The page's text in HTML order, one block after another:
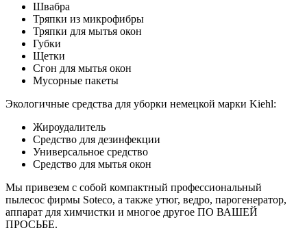
Швабра
Тряпки из микрофибры
Тряпки для мытья окон
Губки
Щетки
Сгон для мытья окон
Мусорные пакеты
Экологичные средства для уборки немецкой марки Kiehl:
Жироудалитель
Средство для дезинфекции
Универсальное средство
Средство для мытья окон
Мы привезем с собой компактный профессиональный
пылесос фирмы Soteco, а также утюг, ведро, парогенератор,
аппарат для химчистки и многое другое ПО ВАШЕЙ
ПРОСЬБЕ.